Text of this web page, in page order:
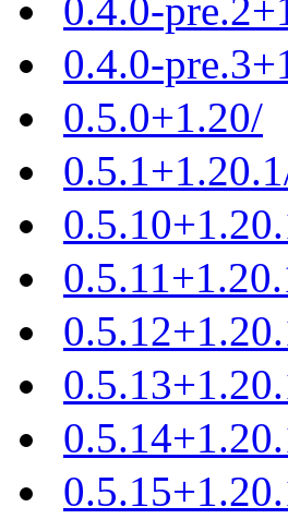
0.4.0-
0.4.0-
0.5.0+1.20/